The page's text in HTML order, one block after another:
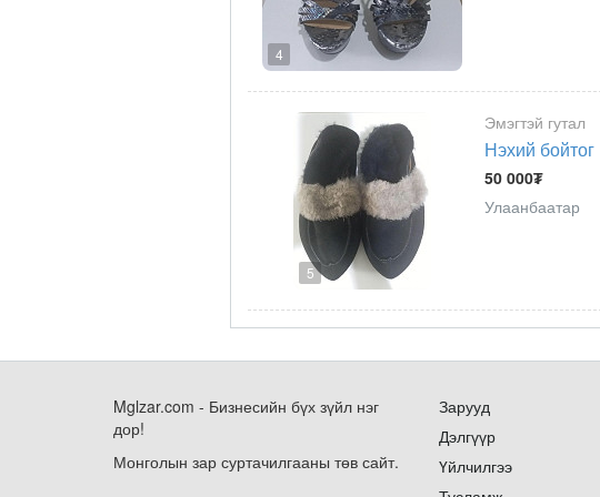
4
5
Эмэгтэй гутал
Нэхий бойтог
50 000₮
Улаанбаатар
Mglzar.com - Бизнесийн бүх зүйл нэг
дор!
Монголын зар суртачилгааны төв сайт.
Зарууд
Дэлгүүр
Үйлчилгээ